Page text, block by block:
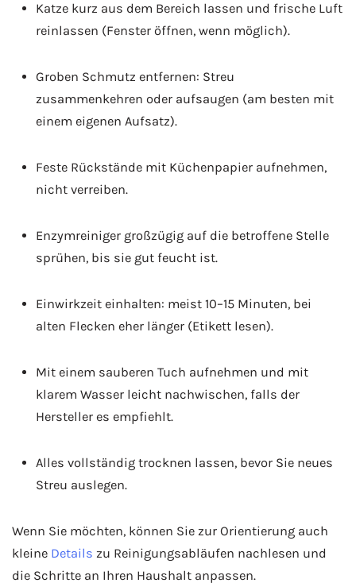
Katze kurz aus dem Bereich lassen und frische Luft
reinlassen (Fenster öffnen, wenn möglich).
Groben Schmutz entfernen: Streu
zusammenkehren oder aufsaugen (am besten mit
einem eigenen Aufsatz).
Feste Rückstände mit Küchenpapier aufnehmen,
nicht verreiben.
Enzymreiniger großzügig auf die betroffene Stelle
sprühen, bis sie gut feucht ist.
Einwirkzeit einhalten: meist 10–15 Minuten, bei
alten Flecken eher länger (Etikett lesen).
Mit einem sauberen Tuch aufnehmen und mit
klarem Wasser leicht nachwischen, falls der
Hersteller es empfiehlt.
Alles vollständig trocknen lassen, bevor Sie neues
Streu auslegen.
Wenn Sie möchten, können Sie zur Orientierung auch
kleine Details zu Reinigungsabläufen nachlesen und
die Schritte an Ihren Haushalt anpassen.